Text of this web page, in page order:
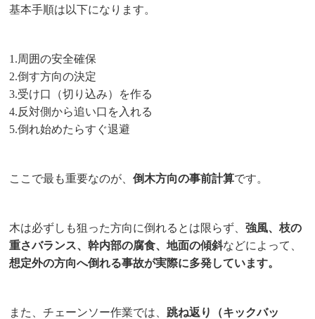
基本手順は以下になります。
1.周囲の安全確保
2.倒す方向の決定
3.受け口（切り込み）を作る
4.反対側から追い口を入れる
5.倒れ始めたらすぐ退避
ここで最も重要なのが、倒木方向の事前計算です。
木は必ずしも狙った方向に倒れるとは限らず、強風、枝の
重さバランス、幹内部の腐食、地面の傾斜などによって、
想定外の方向へ倒れる事故が実際に多発しています。
また、チェーンソー作業では、 跳ね返り（キックバッ